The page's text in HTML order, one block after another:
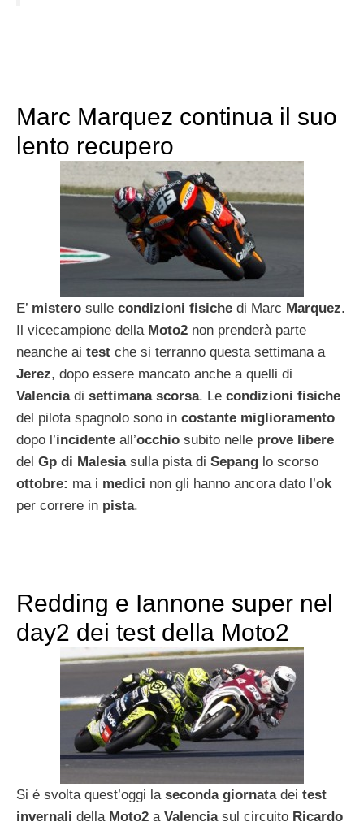
Marc Marquez continua il suo
lento recupero
E’ mistero sulle condizioni fisiche di Marc Marquez.
Il vicecampione della Moto2 non prenderà parte
neanche ai test che si terranno questa settimana a
Jerez, dopo essere mancato anche a quelli di
Valenciadi settimana scorsa. Le condizioni fisiche
del pilota spagnolo sono in costante miglioramento
dopo l’incidente all’occhio subito nelle prove libere
del Gp di Malesiasulla pista di Sepang lo scorso
ottobre: ma i medici non gli hanno ancora dato l’ok
per correre in pista.
Redding e Iannone super nel
day2 dei test della Moto2
Si é svolta quest’oggi la seconda giornatadei test
invernali della Moto2 a Valenciasul circuito Ricardo